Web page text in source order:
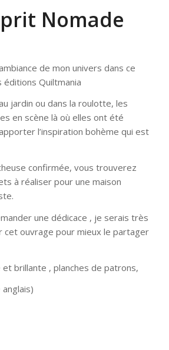
Nomade
de mon univers dans ce
Quiltmania
jardin ou dans la roulotte, les
en scène là où elles ont été
l’inspiration bohème qui est
confirmée, vous trouverez
à réaliser pour une maison
une dédicace , je serais très
cet ouvrage pour mieux le partager
brillante , planches de patrons,